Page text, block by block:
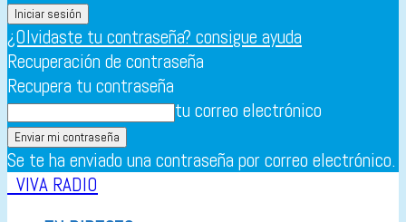
¿Olvidaste tu contraseña? consigue ayuda
Recuperación de contraseña
Recupera tu contraseña
tu correo electrónico
Se te ha enviado una contraseña por correo electrónico.
VIVA RADIO